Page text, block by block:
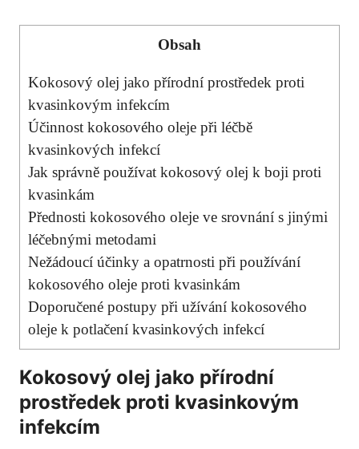
Obsah
Kokosový olej jako přírodní ⁣prostředek proti
kvasinkovým ​infekcím
Účinnost kokosového oleje při ‌léčbě ​
kvasinkových ‌infekcí
Jak ​správně používat kokosový olej k boji proti
kvasinkám
Přednosti kokosového oleje ve srovnání s jinými
‍léčebnými metodami
Nežádoucí účinky a opatrnosti při používání
kokosového oleje proti kvasinkám
Doporučené postupy při užívání kokosového
oleje‌ k potlačení kvasinkových infekcí
Kokosový olej jako přírodní
⁣prostředek proti kvasinkovým ​
infekcím